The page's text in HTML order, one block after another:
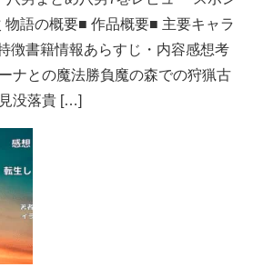
物語の概要■ 作品概要■ 主要キャラ
徴書籍情報あらすじ・内容感想考
ナとの魔法勝負魔の森での狩猟古
没落貴 […]